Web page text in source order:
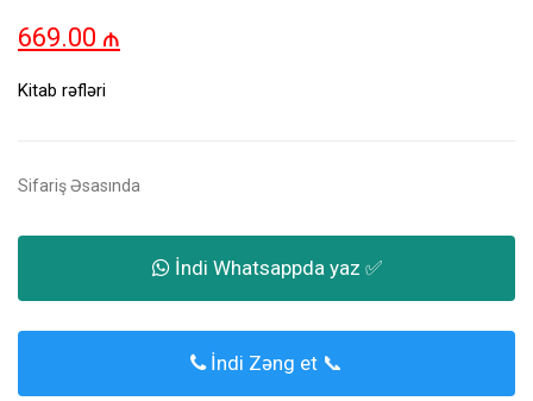
669.00 ₼
Kitab rəfləri
Sifariş Əsasında
İndi Whatsappda yaz ✅
İndi Zəng et 📞